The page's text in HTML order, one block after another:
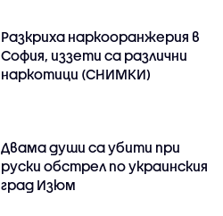
Разкриха наркооранжерия в
София, иззети са различни
наркотици (СНИМКИ)
Двама души са убити при
руски обстрeл по украинския
град Изюм